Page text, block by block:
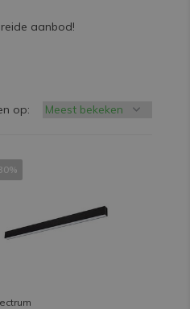
aanbod!
op: